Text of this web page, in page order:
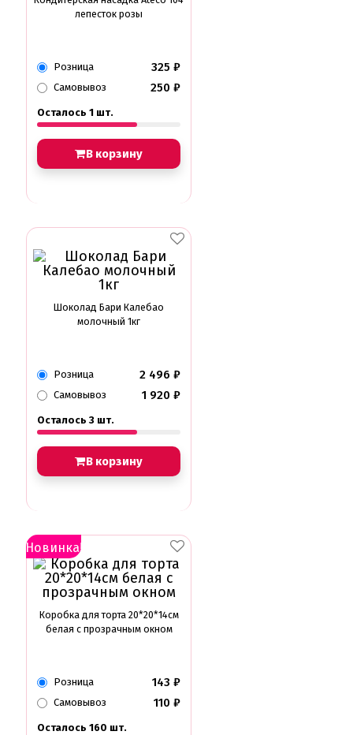
лепесток розы
Розница 325 ₽
Самовывоз 250 ₽
Осталось 1 шт.
В корзину
Шоколад Бари Калебао
молочный 1кг
Розница 2 496 ₽
Самовывоз 1 920 ₽
Осталось 3 шт.
В корзину
Новинка!
Коробка для торта 20*20*14см
белая с прозрачным окном
Розница 143 ₽
Самовывоз 110 ₽
Осталось 160 шт.